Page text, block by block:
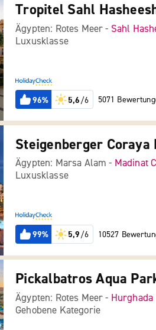
Tropitel Sahl
Ägypten: Rotes Meer - Sahl
Luxusklasse
96% 5,6/6 5071
Steigenberger Coraya
Ägypten: Marsa Alam - Madinat
Luxusklasse
99% 5,9/6 10527
Pickalbatros Aqua
Ägypten: Rotes Meer - Hurghada
Gehobene Kategorie